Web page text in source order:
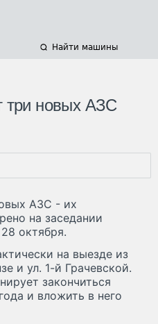
Найти машины
три новых АЗС
АЗС - их
на заседании
октября.
на выезде из
и ул. 1-й Грачевской.
закончиться
и вложить в него